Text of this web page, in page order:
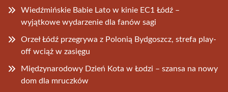
Wiedźmińskie Babie Lato w kinie EC1 Łódź –
wyjątkowe wydarzenie dla fanów sagi
Orzeł Łódź przegrywa z Polonią Bydgoszcz, strefa play-
off wciąż w zasięgu
Międzynarodowy Dzień Kota w Łodzi – szansa na nowy
dom dla mruczków